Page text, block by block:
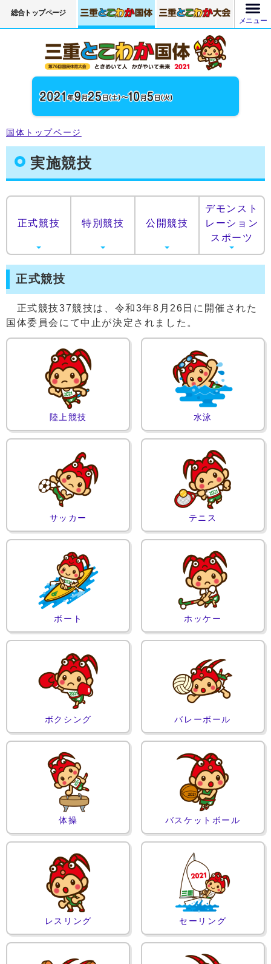
総合トップページ
メニュー
国体トップページ
実施競技
正式競技 特別競技 公開競技
デモンスト
レーション
スポーツ
正式競技
正式競技37競技は、令和3年8月26日に開催された
国体委員会にて中止が決定されました。
陸上競技 水泳
サッカー テニス
ボート ホッケー
ボクシング バレーボール
体操 バスケットボール
レスリング セーリング